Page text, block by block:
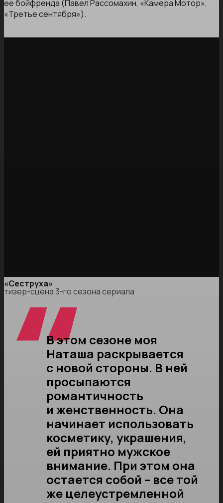
ее бойфренда (Павел Рассомахин, «Камера Мотор»,
«Третье сентября»).
«Сеструха»
тизер-сцена 3-го сезона сериала
В этом сезоне моя
Наташа раскрывается
с новой стороны. В ней
просыпаются
романтичность
и женственность. Она
начинает использовать
косметику, украшения,
ей приятно мужское
внимание. При этом она
остается собой – все той
же целеустремленной